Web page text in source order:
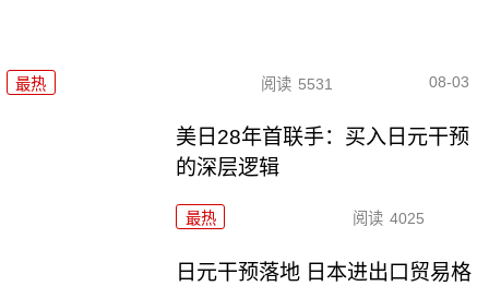
最热 阅读 5531 08-03
美日28年首联手：买入日元干预
的深层逻辑
最热 阅读 4025
日元干预落地 日本进出口贸易格